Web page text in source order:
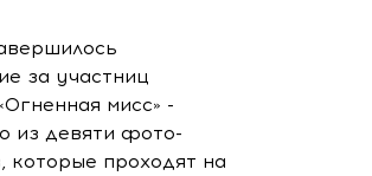
за участниц
мисс» -
из девяти фото-
которые проходят на